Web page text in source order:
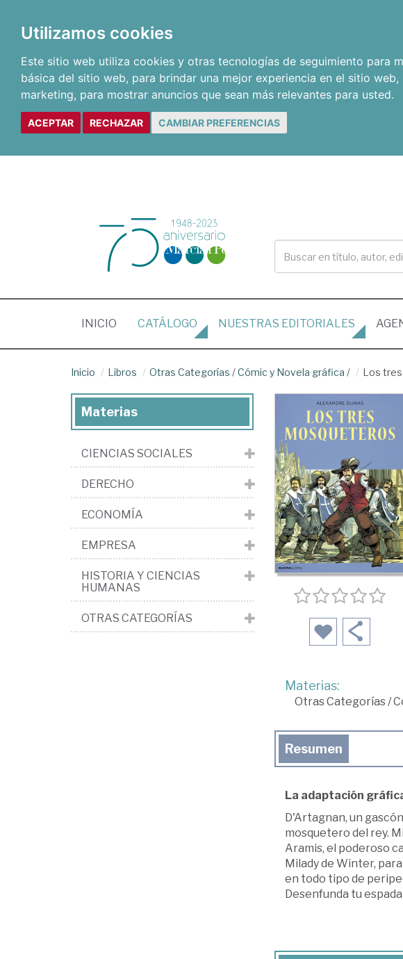
Utilizamos cookies
Este sitio web utiliza cookies y otras tecnologías de seguimiento para
básica del sitio web, para brindar una mejor experiencia en el sitio web,
marketing, para mostrar anuncios que sean más relevantes para usted.
ACEPTAR RECHAZAR CAMBIAR PREFERENCIAS
INICIO (CURRENT)
CATÁLOGO NUESTRAS EDITORIALES
Inicio Libros Otras Categorías /Cómic y Novela gráfica / Los
Materias:
Otras Categorías/
Resumen
La adaptación
D'Artagnan, un
mosquetero del rey.
Aramis, el poderoso
Milady de Winter,
en todo tipo de
Desenfunda tu
Materias
CIENCIAS SOCIALES
DERECHO
ECONOMÍA
EMPRESA
HISTORIA Y CIENCIAS
HUMANAS
OTRAS CATEGORÍAS